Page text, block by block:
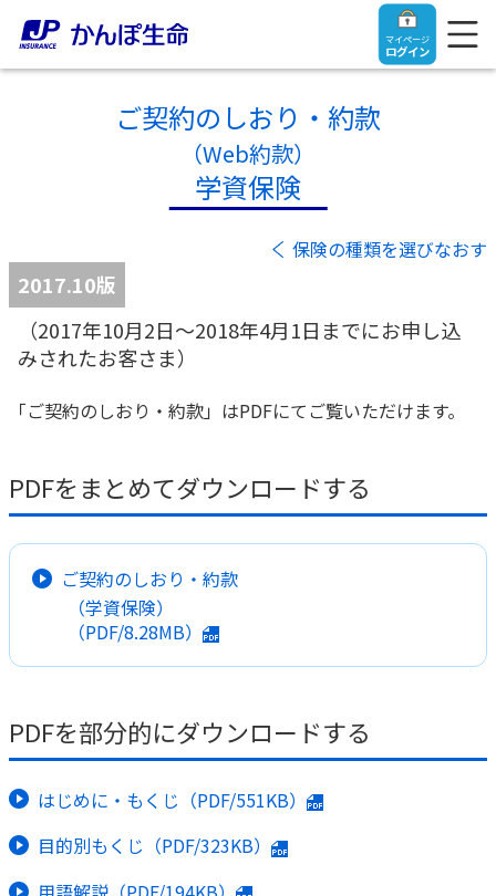
マイページ
ログイン
ご契約者さま
ご契約者さま
お手続き一覧
マイページでできること
ログイン
保険をご検討中のお客さま
保険をご検討中のお客さま
終身保険
養老保険
定期保険
学資保険
資料請求
保険の探し方のポイント
法人のお客さま
ちら
目的から探す
お役立ち情報
かんぽ生命の団体取扱い
かんぽのLifeサポートナビ
保険
お金
子育て
ライフプラン
かんぽ生命について
ご挨拶
会社概要
財務情報
株主・投資家のみなさまへ
よくあるご質問
お問い合わせ
サステナビリティ
株主・投資家のみなさまへ
ご契約のしおり・約款
（Web約款）
学資保険
保険の種類を選びなおす
2017.10版
（2017年10月2日～2018年4月1日までにお申し込
みされたお客さま）
「ご契約のしおり・約款」はPDFにてご覧いただけます。
PDFをまとめてダウンロードする
ご契約のしおり・約款
（学資保険）
（PDF/8.28MB）
PDFを部分的にダウンロードする
はじめに・もくじ（PDF/551KB）
目的別もくじ（PDF/323KB）